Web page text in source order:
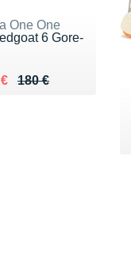
One One
6 Gore-
180 €
de 180 €
135 €